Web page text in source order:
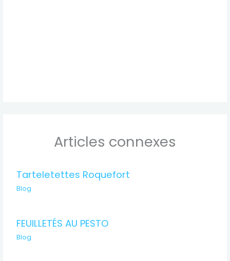
Articles connexes
Tarteletettes Roquefort
Blog
FEUILLETÉS AU PESTO
Blog